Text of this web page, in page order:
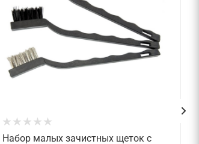
Набор малых зачистных щеток с